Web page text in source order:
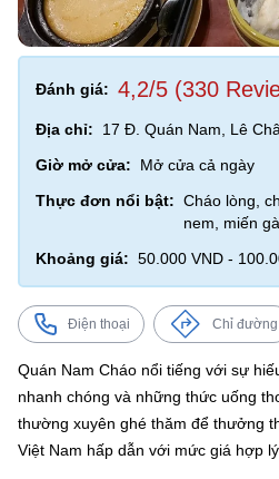
Đánh giá: 4,2/5 (330
Địa chỉ:
17 Đ. Quán Nam, Lê
Giờ mở cửa:
Mở cửa cả ngày
Thực đơn nổi bật: Cháo lòng,
nem, miến gà
Khoảng giá: 50.000 VND -
Điện thoại Chỉ đường
Quán Nam Cháo nổi tiếng với sự
nhanh chóng và những thức uống
thường xuyên ghé thăm để thưởng
Việt Nam hấp dẫn với mức giá hợp lý.